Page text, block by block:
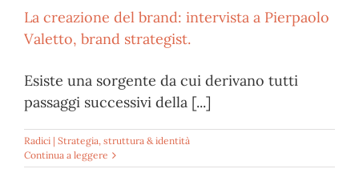
La creazione del brand: intervista a Pierpaolo
Valetto, brand strategist.
Esiste una sorgente da cui derivano tutti
passaggi successivi della [...]
Radici | Strategia, struttura & identità
Continua a leggere